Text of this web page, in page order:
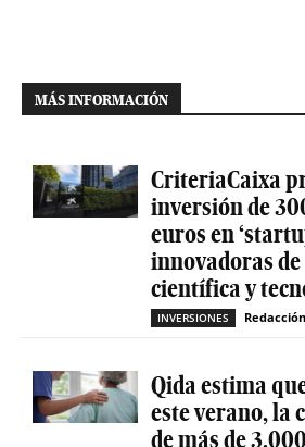
MÁS INFORMACIÓN
CriteriaCaixa
inversión de
euros en
innovadoras de
científica y
INVERSIONES
Qida estima
este verano, la
de más de